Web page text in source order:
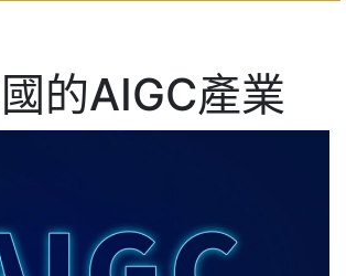
的AIGC產業